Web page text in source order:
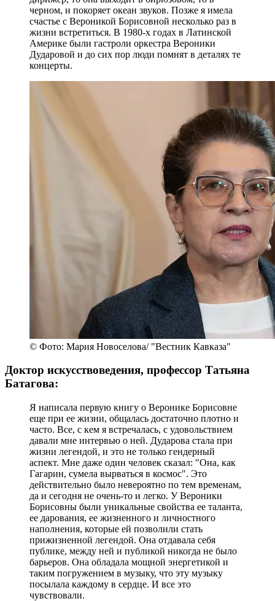
черном, и покоряет океан звуков. Позже я имела
счастье с Вероникой Борисовной несколько раз в
жизни встретиться. В 1980-х годах в Латинской
Америке были гастроли оркестра Вероники
Дударовой и до сих пор люди помнят в деталях те
концерты.
© Фото: Мария Новоселова/ "Вестник Кавказа"
Доктор искусствоведения, профессор Татьяна
Батагова:
Я написала первую книгу о Веронике Борисовне
еще при ее жизни, общалась достаточно плотно и
часто. Все, с кем я встречалась, с удовольствием
давали мне интервью о ней. Дударова стала при
жизни легендой, и это не только гендерный
аспект. Мне даже один человек сказал: "Она, как
Гагарин, сумела вырваться в космос". Это
действительно было невероятно по тем временам,
да и сегодня не очень-то и легко. У Вероники
Борисовны были уникальные свойства ее таланта,
ее дарования, ее жизненного и личностного
наполнения, которые ей позволили стать
прижизненной легендой. Она отдавала себя
публике, между ней и публикой никогда не было
барьеров. Она обладала мощной энергетикой и
таким погружением в музыку, что эту музыку
посылала каждому в сердце. И все это
чувствовали.